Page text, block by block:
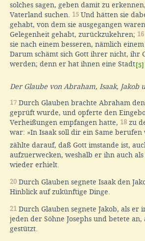
solches sagen, geben damit zu
Vaterland suchen. 15 Und hätten sie
gehabt, von dem sie ausgegangen
Gelegenheit gehabt, zurückzukehren; 16
sie nach einem besseren, nämlich einem
Darum schämt sich Gott ihrer nicht, ihr
werden; denn er hat ihnen eine Stadt [5]
Der Glaube von Abraham, Isaak, Jakob
17 Durch Glauben brachte Abraham
geprüft wurde, und opferte den
Verheißungen empfangen hatte, 18 zu
war: »In Isaak soll dir ein Same berufen
zählte darauf, daß Gott imstande ist,
aufzuerwecken, weshalb er ihn auch als
wieder erhielt.
20 Durch Glauben segnete Isaak den
Hinblick auf zukünftige Dinge.
21 Durch Glauben segnete Jakob, als er
jeden der Söhne Josephs und betete an,
gestützt.